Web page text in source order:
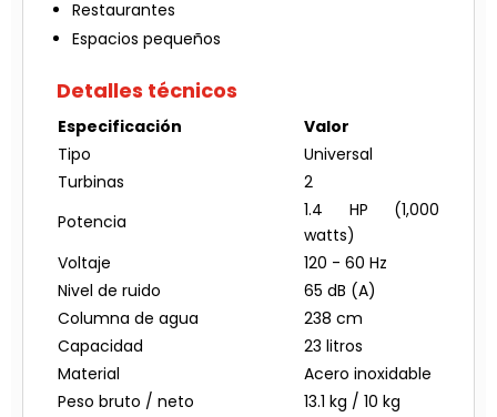
Restaurantes
Espacios pequeños
Detalles técnicos
Especificación
Valor
Tipo
Universal
Turbinas
2
Potencia
1.4 HP (1,000
watts)
Voltaje
120 - 60 Hz
Nivel de ruido
65 dB (A)
Columna de agua
238 cm
Capacidad
23 litros
Material
Acero inoxidable
Peso bruto / neto
13.1 kg / 10 kg